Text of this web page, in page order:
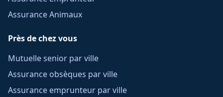
Assurance Animaux
Près de chez vous
Mutuelle senior par ville
Assurance obsèques par ville
Assurance emprunteur par ville